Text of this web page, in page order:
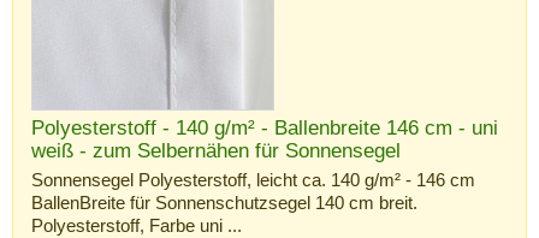
Polyesterstoff - 140 g/m² - Ballenbreite 146 cm - uni
weiß - zum Selbernähen für Sonnensegel
Sonnensegel Polyesterstoff, leicht ca. 140 g/m² - 146 cm
BallenBreite für Sonnenschutzsegel 140 cm breit.
Polyesterstoff, Farbe uni ...